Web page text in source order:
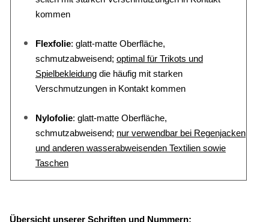
kommen
Flexfolie: glatt-matte Oberfläche,
schmutzabweisend; optimal für Trikots und
Spielbekleidung die häufig mit starken
Verschmutzungen in Kontakt kommen
Nylofolie: glatt-matte Oberfläche,
schmutzabweisend; nur verwendbar bei Regenjacken
und anderen wasserabweisenden Textilien sowie
Taschen
Übersicht unserer Schriften und Nummern: